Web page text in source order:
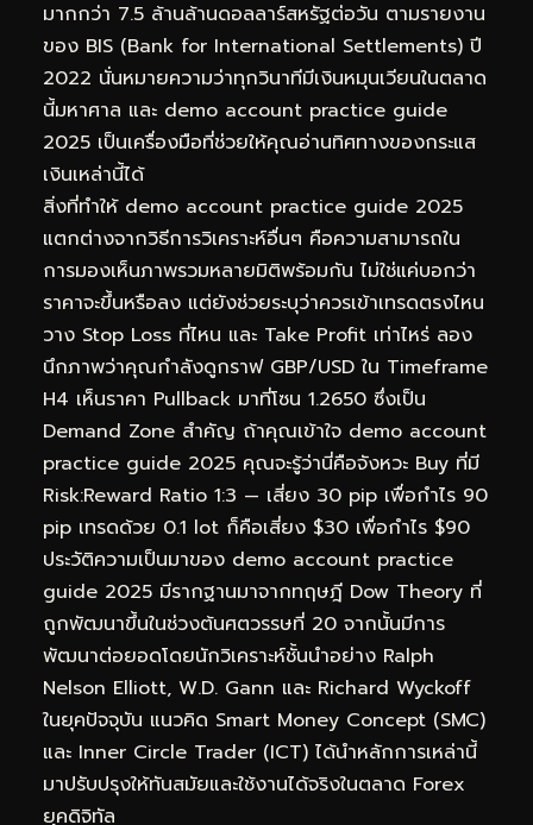
มากกว่า 7.5 ล้านล้านดอลลาร์สหรัฐต่อวัน ตามรายงาน
ของ BIS (Bank for International Settlements) ปี
2022 นั่นหมายความว่าทุกวินาทีมีเงินหมุนเวียนในตลาด
นี้มหาศาล และ demo account practice guide
2025 เป็นเครื่องมือที่ช่วยให้คุณอ่านทิศทางของกระแส
เงินเหล่านี้ได้
สิ่งที่ทำให้ demo account practice guide 2025
แตกต่างจากวิธีการวิเคราะห์อื่นๆ คือความสามารถใน
การมองเห็นภาพรวมหลายมิติพร้อมกัน ไม่ใช่แค่บอกว่า
ราคาจะขึ้นหรือลง แต่ยังช่วยระบุว่าควรเข้าเทรดตรงไหน
วาง Stop Loss ที่ไหน และ Take Profit เท่าไหร่ ลอง
นึกภาพว่าคุณกำลังดูกราฟ GBP/USD ใน Timeframe
H4 เห็นราคา Pullback มาที่โซน 1.2650 ซึ่งเป็น
Demand Zone สำคัญ ถ้าคุณเข้าใจ demo account
practice guide 2025 คุณจะรู้ว่านี่คือจังหวะ Buy ที่มี
Risk:Reward Ratio 1:3 — เสี่ยง 30 pip เพื่อกำไร 90
pip เทรดด้วย 0.1 lot ก็คือเสี่ยง $30 เพื่อกำไร $90
ประวัติความเป็นมาของ demo account practice
guide 2025 มีรากฐานมาจากทฤษฎี Dow Theory ที่
ถูกพัฒนาขึ้นในช่วงต้นศตวรรษที่ 20 จากนั้นมีการ
พัฒนาต่อยอดโดยนักวิเคราะห์ชั้นนำอย่าง Ralph
Nelson Elliott, W.D. Gann และ Richard Wyckoff
ในยุคปัจจุบัน แนวคิด Smart Money Concept (SMC)
และ Inner Circle Trader (ICT) ได้นำหลักการเหล่านี้
มาปรับปรุงให้ทันสมัยและใช้งานได้จริงในตลาด Forex
ยุคดิจิทัล